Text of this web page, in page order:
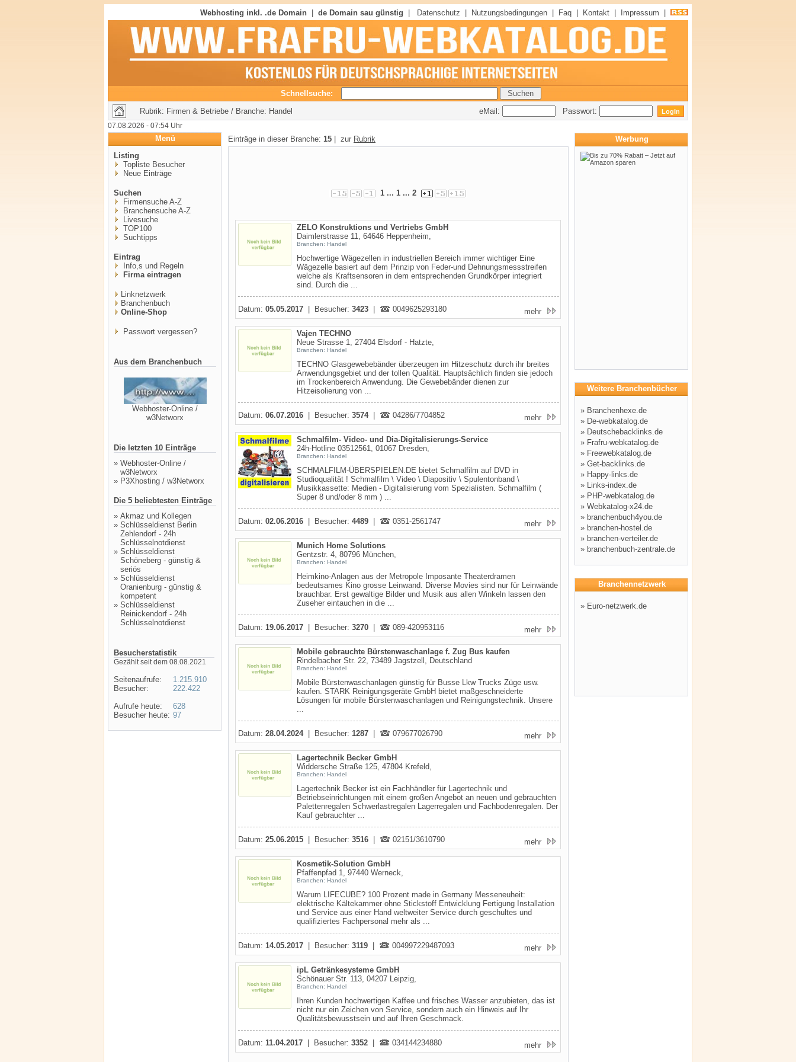
Webhosting inkl. .de Domain de Domain sau günstig Datenschutz Nutzungsbedingungen Faq Kontakt Impressum
Schnellsuche:
Rubrik: Firmen & Betriebe / Branche: Handel
eMail: Passwort:
07.08.2026 - 07:54 Uhr
Menü
Listing
Topliste Besucher
Neue Einträge
Suchen
Firmensuche A-Z
Branchensuche A-Z
Livesuche
TOP100
Suchtipps
Eintrag
Info,s und Regeln
Firma eintragen
Linknetzwerk
Branchenbuch
Online-Shop
Passwort vergessen?
Aus dem Branchenbuch
Webhoster-Online /
w3Networx
Die letzten 10 Einträge
» Webhoster-Online /
w3Networx
» P3Xhosting / w3Networx
Die 5 beliebtesten Einträge
» Akmaz und Kollegen
» Schlüsseldienst Berlin
Zehlendorf - 24h
Schlüsselnotdienst
» Schlüsseldienst
Schöneberg - günstig &
seriös
» Schlüsseldienst
Oranienburg - günstig &
kompetent
» Schlüsseldienst
Reinickendorf - 24h
Schlüsselnotdienst
Besucherstatistik
Gezählt seit dem 08.08.2021
Seitenaufrufe:
Besucher:
Aufrufe heute:
Besucher heute:
1.215.910
222.422
628
97
Einträge in dieser Branche: 15 | zur Rubrik
1... 1 ... 2
ZELO Konstruktions und Vertriebs GmbH
Daimlerstrasse 11, 64646 Heppenheim,
Branchen: Handel
Hochwertige Wägezellen in industriellen Bereich immer wichtiger Eine
Wägezelle basiert auf dem Prinzip von Feder-und Dehnungsmessstreifen
welche als Kraftsensoren in dem entsprechenden Grundkörper integriert
sind. Durch die ...
Datum: 05.05.2017 | Besucher: 3423 0049625293180 mehr
Vajen TECHNO
Neue Strasse 1, 27404 Elsdorf - Hatzte,
Branchen: Handel
TECHNO Glasgewebebänder überzeugen im Hitzeschutz durch ihr breites
Anwendungsgebiet und der tollen Qualität. Hauptsächlich finden sie jedoch
im Trockenbereich Anwendung. Die Gewebebänder dienen zur
Hitzeisolierung von ...
Datum: 06.07.2016 | Besucher: 3574| 04286/7704852 mehr
Schmalfilm- Video- und Dia-Digitalisierungs-Service
24h-Hotline 03512561, 01067 Dresden,
Branchen: Handel
SCHMALFILM-ÜBERSPIELEN.DE bietet Schmalfilm auf DVD in
Studioqualität ! Schmalfilm \ Video \ Diapositiv \ Spulentonband \
Musikkassette: Medien - Digitalisierung vom Spezialisten. Schmalfilm (
Super 8 und/oder 8 mm ) ...
Datum: 02.06.2016 | Besucher: 4489 0351-2561747 mehr
Munich Home Solutions
Gentzstr. 4, 80796 München,
Branchen: Handel
Heimkino-Anlagen aus der Metropole Imposante Theaterdramen
bedeutsames Kino grosse Leinwand. Diverse Movies sind nur für Leinwände
brauchbar. Erst gewaltige Bilder und Musik aus allen Winkeln lassen den
Zuseher eintauchen in die ...
Datum: 19.06.2017 | Besucher: 3270 089-420953116 mehr
Mobile gebrauchte Bürstenwaschanlage f. Zug Bus kaufen
Rindelbacher Str. 22, 73489 Jagstzell, Deutschland
Branchen: Handel
Mobile Bürstenwaschanlagen günstig für Busse Lkw Trucks Züge usw.
kaufen. STARK Reinigungsgeräte GmbH bietet maßgeschneiderte
Lösungen für mobile Bürstenwaschanlagen und Reinigungstechnik. Unsere
...
Datum: 28.04.2024| Besucher: 1287 079677026790 mehr
Lagertechnik Becker GmbH
Widdersche Straße 125, 47804 Krefeld,
Branchen: Handel
Lagertechnik Becker ist ein Fachhändler für Lagertechnik und
Betriebseinrichtungen mit einem großen Angebot an neuen und gebrauchten
Palettenregalen Schwerlastregalen Lagerregalen und Fachbodenregalen. Der
Kauf gebrauchter ...
Datum: 25.06.2015 | Besucher: 3516 02151/3610790 mehr
Kosmetik-Solution GmbH
Pfaffenpfad 1, 97440 Werneck,
Branchen: Handel
Warum LIFECUBE? 100 Prozent made in Germany Messeneuheit:
elektrische Kältekammer ohne Stickstoff Entwicklung Fertigung Installation
und Service aus einer Hand weltweiter Service durch geschultes und
qualifiziertes Fachpersonal mehr als ...
Datum: 14.05.2017 | Besucher: 3119 004997229487093 mehr
ipL Getränkesysteme GmbH
Schönauer Str. 113, 04207 Leipzig,
Branchen: Handel
Ihren Kunden hochwertigen Kaffee und frisches Wasser anzubieten, das ist
nicht nur ein Zeichen von Service, sondern auch ein Hinweis auf Ihr
Qualitätsbewusstsein und auf Ihren Geschmack.
Datum: 11.04.2017 | Besucher: 3352 034144234880 mehr
Werbung
Weitere Branchenbücher
» Branchenhexe.de
» De-webkatalog.de
» Deutschebacklinks.de
» Frafru-webkatalog.de
» Freewebkatalog.de
» Get-backlinks.de
» Happy-links.de
» Links-index.de
» PHP-webkatalog.de
» Webkatalog-x24.de
» branchenbuch4you.de
» branchen-hostel.de
» branchen-verteiler.de
» branchenbuch-zentrale.de
Branchennetzwerk
» Euro-netzwerk.de